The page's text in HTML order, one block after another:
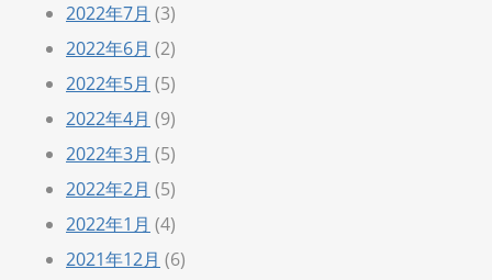
2022年7月 (3)
2022年6月 (2)
2022年5月 (5)
2022年4月 (9)
2022年3月 (5)
2022年2月 (5)
2022年1月 (4)
2021年12月 (6)